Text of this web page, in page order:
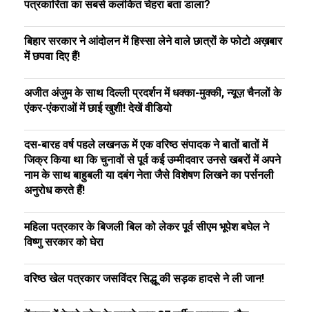
पत्रकारिता का सबसे कलंकित चेहरा बता डाला?
बिहार सरकार ने आंदोलन में हिस्सा लेने वाले छात्रों के फोटो अख़बार
में छपवा दिए हैं!
अजीत अंजुम के साथ दिल्ली प्रदर्शन में धक्का-मुक्की, न्यूज़ चैनलों के
एंकर-एंकराओं में छाई खुशी! देखें वीडियो
दस-बारह वर्ष पहले लखनऊ में एक वरिष्ठ संपादक ने बातों बातों में
जिक्र किया था कि चुनावों से पूर्व कई उम्मीदवार उनसे खबरों में अपने
नाम के साथ बाहुबली या दबंग नेता जैसे विशेषण लिखने का पर्सनली
अनुरोध करते हैं!
महिला पत्रकार के बिजली बिल को लेकर पूर्व सीएम भूपेश बघेल ने
विष्णु सरकार को घेरा
वरिष्ठ खेल पत्रकार जसविंदर सिद्धू की सड़क हादसे ने ली जान!